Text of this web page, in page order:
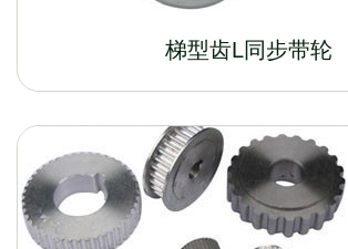
梯型齿L同步带轮